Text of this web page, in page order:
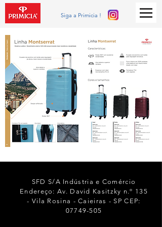
Siga a Primicia !
SFD S/A Indústria e Comércio
Endereço: Av. David Kasitzky n.º 135
- Vila Rosina - Caieiras - SP CEP:
07749-505